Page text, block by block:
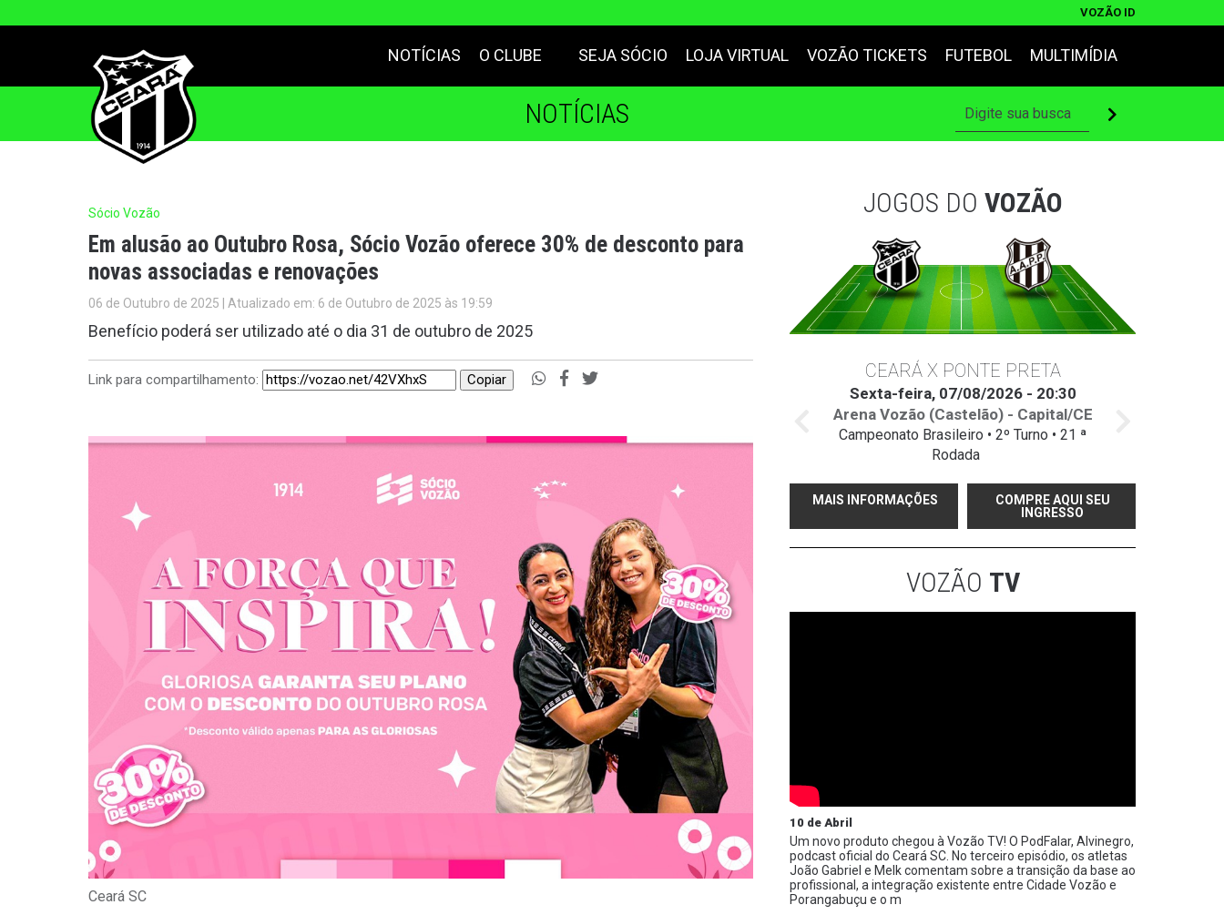
VOZÃO ID
NOTÍCIAS O CLUBE SEJA SÓCIO LOJA VIRTUAL VOZÃO TICKETS FUTEBOL MULTIMÍDIA
NOTÍCIAS
Sócio Vozão
Em alusão ao Outubro Rosa, Sócio Vozão oferece 30% de desconto para
novas associadas e renovações
06 de Outubro de 2025 | Atualizado em: 6 de Outubro de 2025 às 19:59
Benefício poderá ser utilizado até o dia 31 de outubro de 2025
Link para compartilhamento: Copiar
Ceará SC
JOGOS DO VOZÃO
CEARÁ X PONTE PRETA
Sexta-feira, 07/08/2026 - 20:30
Arena Vozão (Castelão) - Capital/CE
Campeonato Brasileiro • 2º Turno • 21 ª
Rodada
MAIS INFORMAÇÕES
COMPRE AQUI SEU
INGRESSO
VOZÃO TV
10 de Abril
Um novo produto chegou à Vozão TV! O PodFalar, Alvinegro,
podcast oficial do Ceará SC. No terceiro episódio, os atletas
João Gabriel e Melk comentam sobre a transição da base ao
profissional, a integração existente entre Cidade Vozão e
Porangabuçu e o m